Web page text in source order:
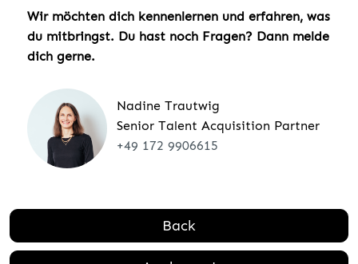
Wir möchten dich kennenlernen und erfahren, was
du mitbringst. Du hast noch Fragen? Dann melde
dich gerne.
Nadine Trautwig
Senior Talent Acquisition Partner
+49 172 9906615
Back